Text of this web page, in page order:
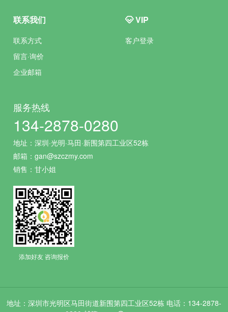
联系我们
联系方式
留言·询价
企业邮箱
VIP
客户登录
服务热线
134-2878-0280
地址：深圳·光明·马田·新围第四工业区52栋
邮箱：gan@szczmy.com
销售：甘小姐
添加好友 咨询报价
地址：深圳市光明区马田街道新围第四工业区52栋 电话：134-2878-